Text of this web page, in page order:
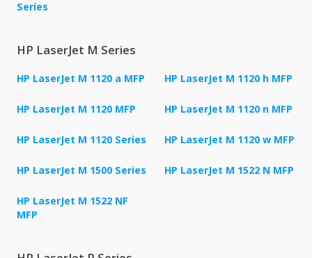
Series
HP LaserJet M Series
HP LaserJet M 1120 a MFP HP LaserJet M 1120 h MFP
HP LaserJet M 1120 MFP HP LaserJet M 1120 n MFP
HP LaserJet M 1120 Series HP LaserJet M 1120 w MFP
HP LaserJet M 1500 Series HP LaserJet M 1522 N MFP
HP LaserJet M 1522 NF
MFP